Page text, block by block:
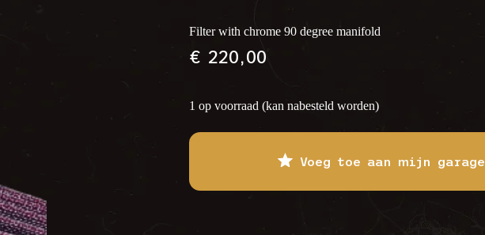
Filter with chrome 90 degree manifold
€220,00
1 op voorraad (kan nabesteld worden)
Voeg toe aan mijn garage